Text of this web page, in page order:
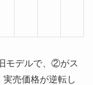
モデルで、②がス
売価格が逆転し